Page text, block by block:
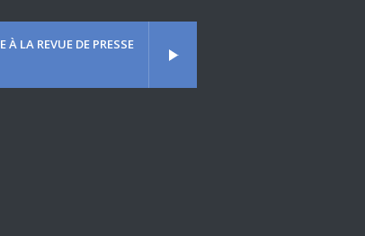
À LA REVUE DE PRESSE